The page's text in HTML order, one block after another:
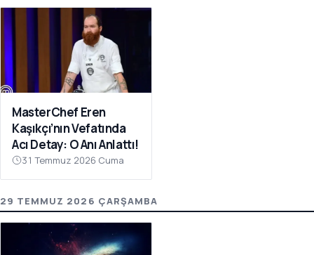
MasterChef Eren
Kaşıkçı’nın Vefatında
Acı Detay: O Anı Anlattı!
31 Temmuz 2026 Cuma
29 TEMMUZ 2026 ÇARŞAMBA